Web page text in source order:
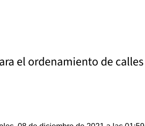
el ordenamiento de calles